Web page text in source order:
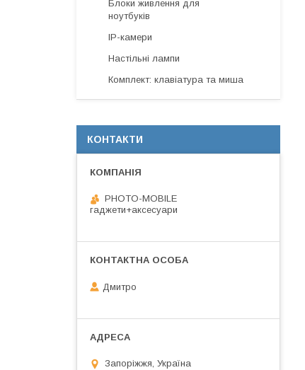
Блоки живлення для
ноутбуків
IP-камери
Настільні лампи
Комплект: клавіатура та миша
КОНТАКТИ
PHOTO-MOBILE
гаджети+аксесуари
Дмитро
Запоріжжя, Україна